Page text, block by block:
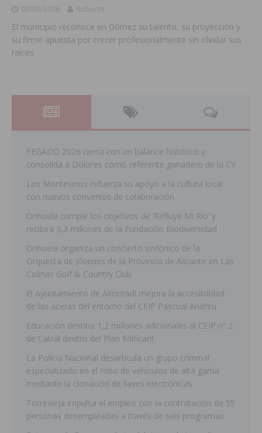
03/03/2026 Roberto
El municipio reconoce en Gómez su talento, su proyección y
su firme apuesta por crecer profesionalmente sin olvidar sus
raíces
FEGADO 2026 cierra con un balance histórico y
consolida a Dolores como referente ganadero de la CV
Los Montesinos refuerza su apoyo a la cultura local
con nuevos convenios de colaboración
Orihuela cumple los objetivos de ‘Refluye Mi Río’ y
recibirá 3,3 millones de la Fundación Biodiversidad
Orihuela organiza un concierto sinfónico de la
Orquesta de Jóvenes de la Provincia de Alicante en Las
Colinas Golf & Country Club
El Ayuntamiento de Almoradí mejora la accesibilidad
de las aceras del entorno del CEIP Pascual Andreu
Educación destina 1,2 millones adicionales al CEIP nº 2
de Catral dentro del Plan Edificant
La Policía Nacional desarticula un grupo criminal
especializado en el robo de vehículos de alta gama
mediante la clonación de llaves electrónicas
Torrevieja impulsa el empleo con la contratación de 55
personas desempleadas a través de seis programas